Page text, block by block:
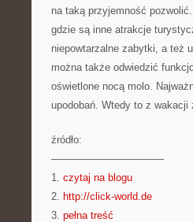
na taką przyjemność
gdzie są inne atrakcje
niepowtarzalne zabytki, a też
można także odwiedzić
oświetlone nocą molo.
upodobań. Wtedy to z
źródło:
———————————
1. czytaj na blogu
2. http://click-world.de
3. pełna treść